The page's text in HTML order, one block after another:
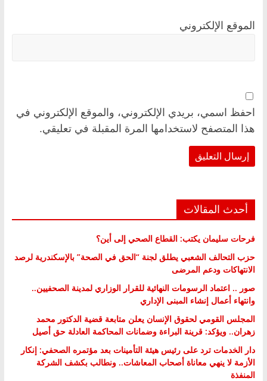
الموقع الإلكتروني
احفظ اسمي، بريدي الإلكتروني، والموقع الإلكتروني في
هذا المتصفح لاستخدامها المرة المقبلة في تعليقي.
أحدث المقالات
فرحات سليمان يكتب: القطاع الصحي إلى أين؟
حزب التحالف الشعبي يطلق لجنة “الحق في الصحة” بالإسكندرية لرصد
الانتهاكات ودعم المرضى
صور .. اعتماد الرسومات النهائية للقرار الوزاري لمدينة الصحفيين..
وانتهاء أعمال إنشاء المبنى الإداري
المجلس القومي لحقوق الإنسان يعلن متابعة قضية الدكتور محمد
زهران.. ويؤكد: قرينة البراءة وضمانات المحاكمة العادلة حق أصيل
دار الخدمات ترد على رئيس هيئة التأمينات بعد مؤتمره الصحفي: إنكار
الأزمة لا ينهي معاناة أصحاب المعاشات.. ونطالب بكشف الشركة
المنفذة